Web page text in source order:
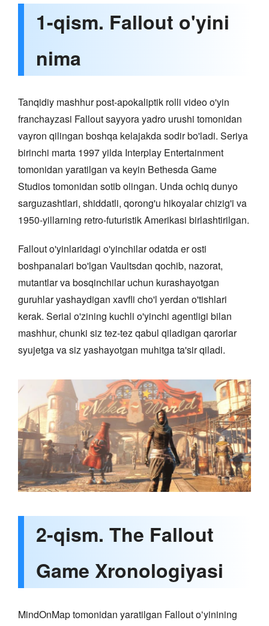
1-qism. Fallout o'yini
nima
Tanqidiy mashhur post-apokaliptik rolli video o'yin
franchayzasi Fallout sayyora yadro urushi tomonidan
vayron qilingan boshqa kelajakda sodir bo'ladi. Seriya
birinchi marta 1997 yilda Interplay Entertainment
tomonidan yaratilgan va keyin Bethesda Game
Studios tomonidan sotib olingan. Unda ochiq dunyo
sarguzashtlari, shiddatli, qorong'u hikoyalar chizig'i va
1950-yillarning retro-futuristik Amerikasi birlashtirilgan.
Fallout o'yinlaridagi o'yinchilar odatda er osti
boshpanalari bo'lgan Vaultsdan qochib, nazorat,
mutantlar va bosqinchilar uchun kurashayotgan
guruhlar yashaydigan xavfli cho'l yerdan o'tishlari
kerak. Serial o'zining kuchli o'yinchi agentligi bilan
mashhur, chunki siz tez-tez qabul qiladigan qarorlar
syujetga va siz yashayotgan muhitga ta'sir qiladi.
2-qism. The Fallout
Game Xronologiyasi
MindOnMap tomonidan yaratilgan Fallout oʻyinining